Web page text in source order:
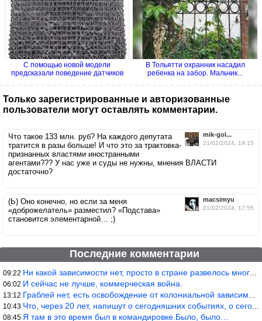
С помощью новой модели
предсказали поведение датчиков
В Тольятти охранник насадил
ребенка на забор. Мальчик...
Только зарегистрированные и авторизованные
пользователи могут оставлять комментарии.
mik-gol...
21/02/2024, 19:15
Что такое 133 млн. руб? На каждого депутата
тратится в разы больше! И что это за трактовка-
признанных властями иностранными
агентами??? У нас уже и суды не нужны, мнения ВЛАСТИ
достаточно?
macsimyu
21/02/2024, 17:55
(Ь) Оно конечно, но если за меня
«доброжелатель» разместил? «Подстава»
становится элементарной… ;)
Последние комментарии
09:22 Ни какой зависимости нет, просто в стране развелось много ипанут
06:02 И сейчас не лучше, коммерческая война.
13:12 Граблей нет, есть освобождение от колониальной зависимости, это
10:43 Что, через 20 лет, напишут о сегодняшних событиях, о сегодняшней
08:45 Я там в это время был в командировке.Было, было…